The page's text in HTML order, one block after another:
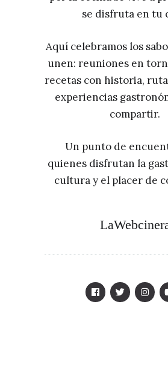
se disfruta en tu
Aquí celebramos los
unen: reuniones en
recetas con historia,
experiencias
compartir.
Un punto de
quienes disfrutan la
cultura y el placer de